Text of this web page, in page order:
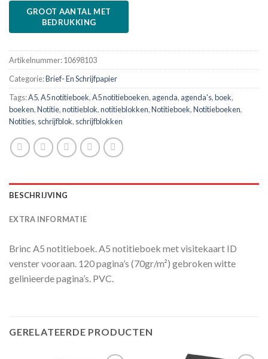
Artikelnummer:10698103
Categorie:Brief- En Schrijfpapier
Tags:A5,A5 notitieboek,A5 notitieboeken, agenda, agenda's,boek,
boeken,Notitie,notitieblok,notitieblokken,Notitieboek,Notitieboeken,
Notities, schrijfblok, schrijfblokken
BESCHRIJVING
EXTRA INFORMATIE
Brinc A5 notitieboek. A5 notitieboek met visitekaart ID
venster vooraan. 120 pagina’s (70gr/m²) gebroken witte
gelinieerde pagina’s. PVC.
GERELATEERDE PRODUCTEN